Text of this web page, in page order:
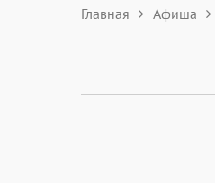
Главная Афиша